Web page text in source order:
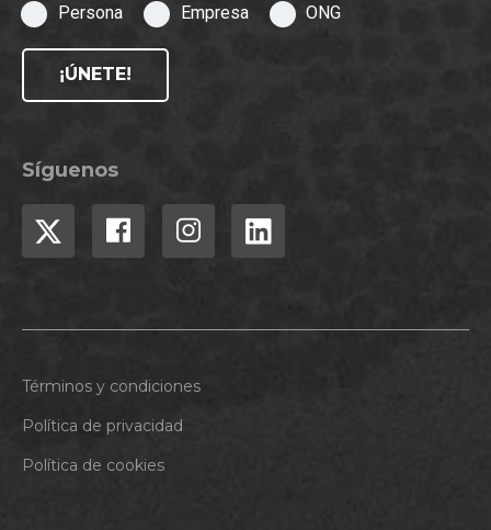
Persona Empresa ONG
¡ÚNETE!
Síguenos
Términos y condiciones
Política de privacidad
Política de cookies